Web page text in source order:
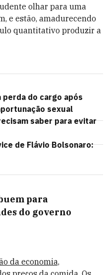
olhar para uma
e estão, amadurecendo
quantitativo produzir a
perda do cargo após
sexual
saber para evitar
de Flávio Bolsonaro:
para
do governo
da economia,